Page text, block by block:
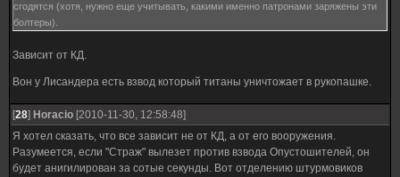
сгодятся (хотя, нужно еще учитывать, какими именно патронами заряжены эти
болтеры).
Зависит от КД.
Вон у Лисандера есть взвод который титаны уничтожает в рукопашке.
[28] Horacio [2010-11-30, 12:58:48]
Я хотел сказать, что все зависит не от КД, а от его вооружения.
Разумеется, если "Страж" вылезет против взвода Опустошителей, он
будет анигилирован за сотые секунды. Вот отделению штурмовиков